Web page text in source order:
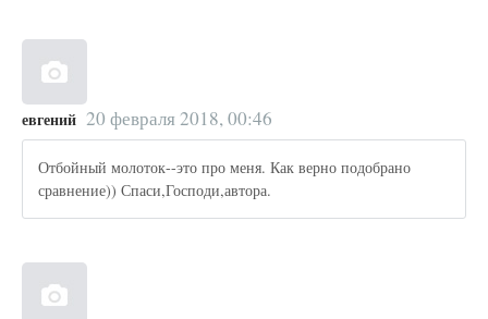
евгений 20 февраля 2018, 00:46
Отбойный молоток--это про меня. Как верно подобрано
сравнение)) Спаси,Господи,автора.